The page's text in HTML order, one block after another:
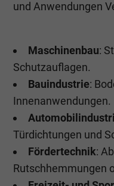
und Anwendungen
Maschinenbau:
Schutzauflagen.
Bauindustrie:
Innenanwendungen.
Türdichtungen und
Fördertechnik:
Rutschhemmungen